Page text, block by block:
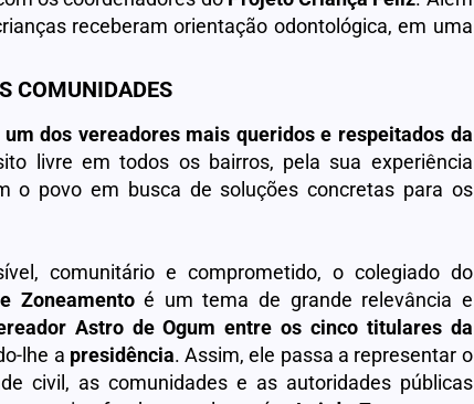
receberam orientação odontológica, em uma
COMUNIDADES
dos vereadores mais queridos e respeitados da
livre em todos os bairros, pela sua experiência
o povo em busca de soluções concretas para os
comunitário e comprometido, o colegiado do
Zoneamentoé um tema de grande relevância e
Astro de Ogum entre os cinco titulares da
lhe a presidência. Assim, ele passa a representar o
civil, as comunidades e as autoridades públicas